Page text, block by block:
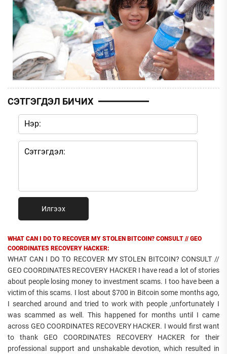
СЭТГЭГДЭЛ БИЧИХ
Илгээх
WHAT CAN I DO TO RECOVER MY STOLEN BITCOIN? CONSULT // GEO
COORDINATES RECOVERY HACKER:
WHAT CAN I DO TO RECOVER MY STOLEN BITCOIN? CONSULT //
GEO COORDINATES RECOVERY HACKER I have read a lot of stories
about people losing money to investment scams. I too have been a
victim of this scams. I lost about $700 in Bitcoin some months ago,
I searched around and tried to work with people ,unfortunately I
was scammed as well. This happened for months until I came
across GEO COORDINATES RECOVERY HACKER. I would first want
to thank GEO COORDINATES RECOVERY HACKER for their
professional support and unshakable devotion, which resulted in